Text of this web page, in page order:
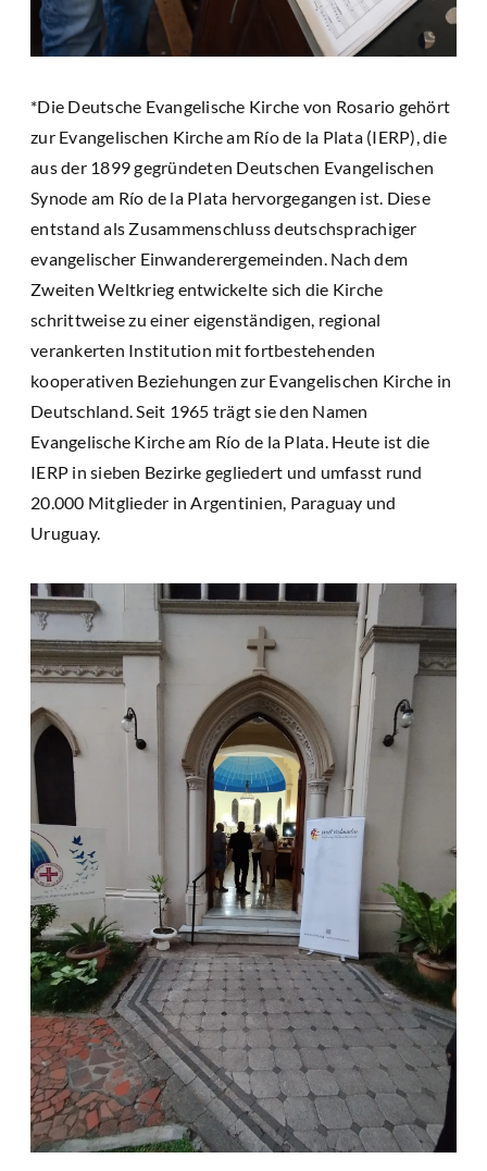
*Die Deutsche Evangelische Kirche von Rosario gehört
zur Evangelischen Kirche am Río de la Plata (IERP), die
aus der 1899 gegründeten Deutschen Evangelischen
Synode am Río de la Plata hervorgegangen ist. Diese
entstand als Zusammenschluss deutschsprachiger
evangelischer Einwanderergemeinden. Nach dem
Zweiten Weltkrieg entwickelte sich die Kirche
schrittweise zu einer eigenständigen, regional
verankerten Institution mit fortbestehenden
kooperativen Beziehungen zur Evangelischen Kirche in
Deutschland. Seit 1965 trägt sie den Namen
Evangelische Kirche am Río de la Plata. Heute ist die
IERP in sieben Bezirke gegliedert und umfasst rund
20.000 Mitglieder in Argentinien, Paraguay und
Uruguay.